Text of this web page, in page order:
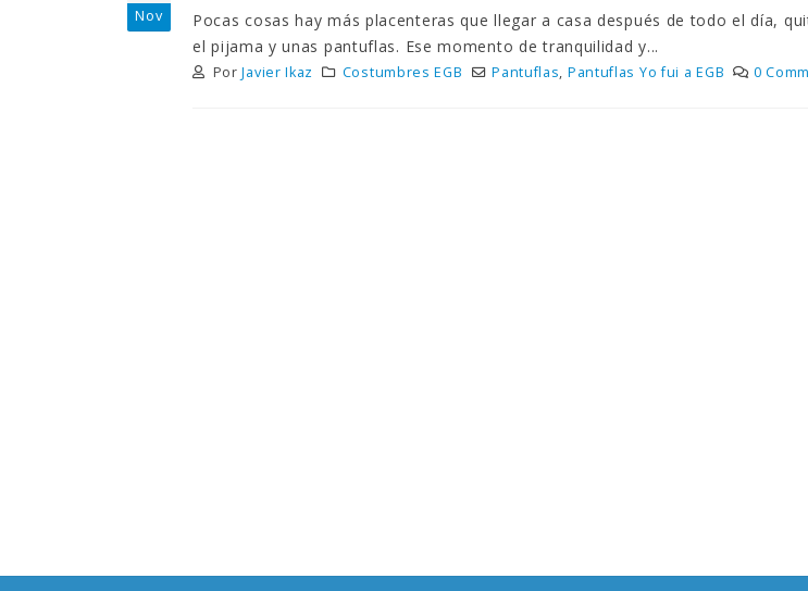
Nov
Pocas cosas hay más placenteras que llegar a casa después de todo el día,
el pijama y unas pantuflas. Ese momento de tranquilidad y...
PorJavier Ikaz Costumbres EGB Pantuflas, Pantuflas Yo fui a EGB 0